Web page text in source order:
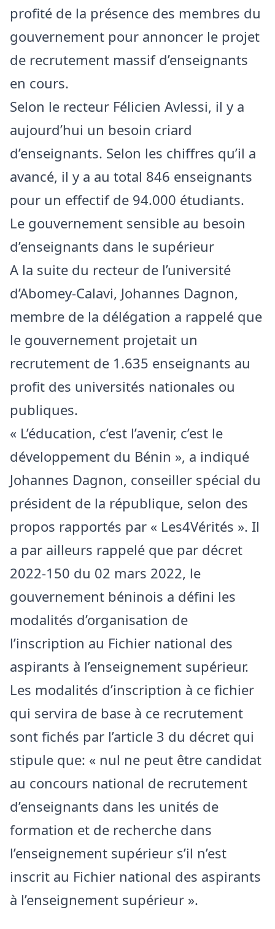
profité de la présence des membres du
gouvernement pour annoncer le projet
de recrutement massif d’enseignants
en cours.
Selon le recteur Félicien Avlessi, il y a
aujourd’hui un besoin criard
d’enseignants. Selon les chiffres qu’il a
avancé, il y a au total 846 enseignants
pour un effectif de 94.000 étudiants.
Le gouvernement sensible au besoin
d’enseignants dans le supérieur
A la suite du recteur de l’université
d’Abomey-Calavi, Johannes Dagnon,
membre de la délégation a rappelé que
le gouvernement projetait un
recrutement de 1.635 enseignants au
profit des universités nationales ou
publiques.
« L’éducation, c’est l’avenir, c’est le
développement du Bénin », a indiqué
Johannes Dagnon, conseiller spécial du
président de la république, selon des
propos rapportés par « Les4Vérités ». Il
a par ailleurs rappelé que par décret
2022-150 du 02 mars 2022, le
gouvernement béninois a défini les
modalités d’organisation de
l’inscription au Fichier national des
aspirants à l’enseignement supérieur.
Les modalités d’inscription à ce fichier
qui servira de base à ce recrutement
sont fichés par l’article 3 du décret qui
stipule que: « nul ne peut être candidat
au concours national de recrutement
d’enseignants dans les unités de
formation et de recherche dans
l’enseignement supérieur s’il n’est
inscrit au Fichier national des aspirants
à l’enseignement supérieur ».